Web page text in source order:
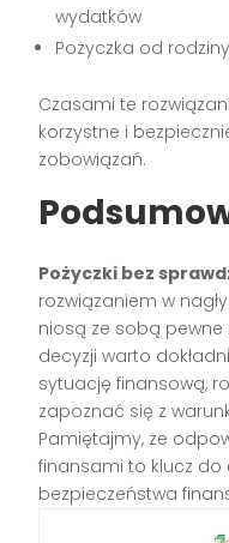
wydatków
Pożyczka od
Czasami te
korzystne i
zobowiązań.
Pożyczki bez
rozwiązaniem w
niosą ze sobą pewne
decyzji warto
sytuację finansową,
zapoznać się z
Pamiętajmy, że
finansami to klucz do
bezpieczeństwa